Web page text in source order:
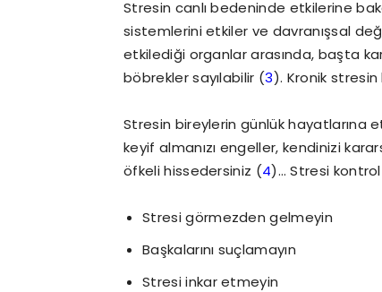
Stresin canlı bedeninde etkilerine
sistemlerini etkiler ve davranışsal
etkilediği organlar arasında, başta
böbrekler sayılabilir (3). Kronik stresin
Stresin bireylerin günlük hayatlarına
keyif almanızı engeller, kendinizi
öfkeli hissedersiniz (4)… Stresi
Stresi görmezden gelmeyin
Başkalarını suçlamayın
Stresi inkar etmeyin